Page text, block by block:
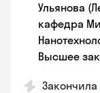
Ульянова
кафедра
Высшее
Закончила